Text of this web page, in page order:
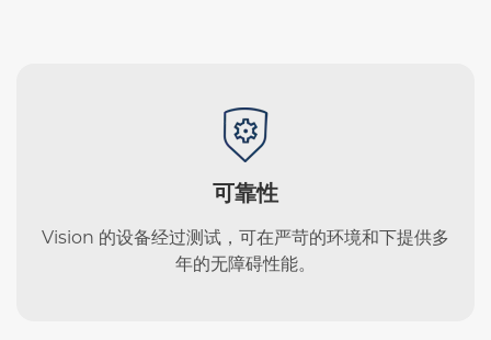
可靠性
Vision 的设备经过测试，可在严苛的环境和下提供多
年的无障碍性能。